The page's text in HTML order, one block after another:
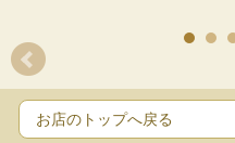
お店のトップへ戻る